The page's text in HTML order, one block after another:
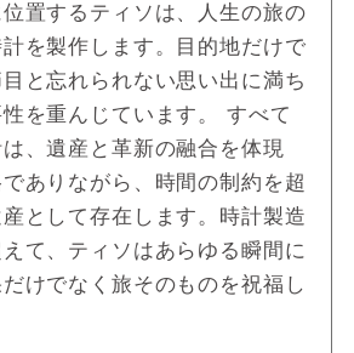
置するティソは、人生の旅の
を製作します。目的地だけで
と忘れられない思い出に満ち
を重んじています。 すべて
、遺産と革新の融合を体現
ありながら、時間の制約を超
として存在します。時計製造
て、ティソはあらゆる瞬間に
けでなく旅そのものを祝福し